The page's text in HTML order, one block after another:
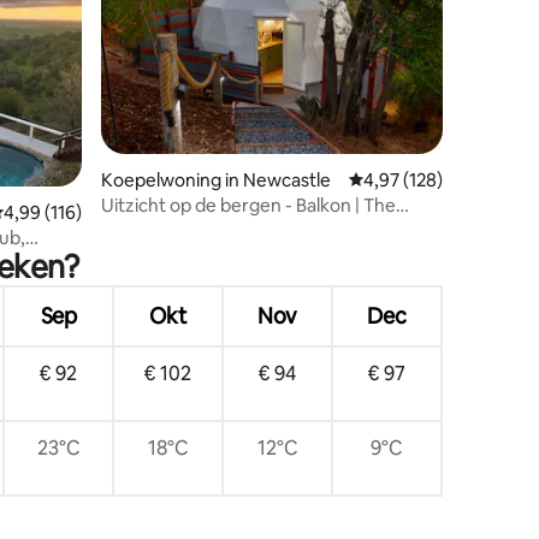
beoordeling van 4,99 op 5, 116 recensies
4,99 (116)
Koepelwoning in Newcastle Gemiddelde
4,97 (128)
Uitzicht op de bergen - Balkon | The
Sep Okt Nov Dec
€ 92 € 102 € 94 € 97
23°C 18°C 12°C 9°C